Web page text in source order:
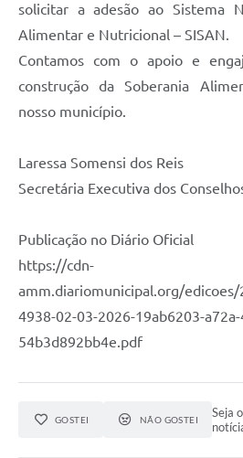
Diário Oficial
solicitar a adesão ao Sistema
Alimentar e Nutricional – SISAN.
Contamos com o apoio e
construção da Soberania
nosso município.
Laressa Somensi dos Reis
Secretária Executiva dos
Publicação no Diário Oficial
https://cdn-
amm.diariomunicipal.org/
4938-02-03-2026-19ab6203-
54b3d892bb4e.pdf
GOSTEI NÃO GOSTEI
Seja